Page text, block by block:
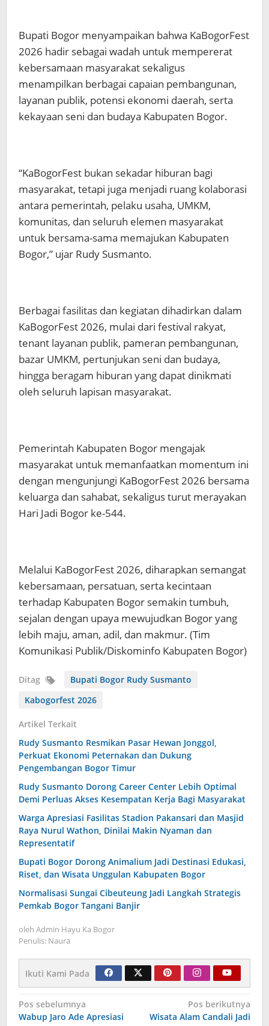
Bupati Bogor menyampaikan bahwa KaBogorFest
2026 hadir sebagai wadah untuk mempererat
kebersamaan masyarakat sekaligus
menampilkan berbagai capaian pembangunan,
layanan publik, potensi ekonomi daerah, serta
kekayaan seni dan budaya Kabupaten Bogor.
“KaBogorFest bukan sekadar hiburan bagi
masyarakat, tetapi juga menjadi ruang kolaborasi
antara pemerintah, pelaku usaha, UMKM,
komunitas, dan seluruh elemen masyarakat
untuk bersama-sama memajukan Kabupaten
Bogor,” ujar Rudy Susmanto.
Berbagai fasilitas dan kegiatan dihadirkan dalam
KaBogorFest 2026, mulai dari festival rakyat,
tenant layanan publik, pameran pembangunan,
bazar UMKM, pertunjukan seni dan budaya,
hingga beragam hiburan yang dapat dinikmati
oleh seluruh lapisan masyarakat.
Pemerintah Kabupaten Bogor mengajak
masyarakat untuk memanfaatkan momentum ini
dengan mengunjungi KaBogorFest 2026 bersama
keluarga dan sahabat, sekaligus turut merayakan
Hari Jadi Bogor ke-544.
Melalui KaBogorFest 2026, diharapkan semangat
kebersamaan, persatuan, serta kecintaan
terhadap Kabupaten Bogor semakin tumbuh,
sejalan dengan upaya mewujudkan Bogor yang
lebih maju, aman, adil, dan makmur. (Tim
Komunikasi Publik/Diskominfo Kabupaten Bogor)
Ditag
Bupati Bogor Rudy Susmanto
Kabogorfest 2026
Artikel Terkait
Rudy Susmanto Resmikan Pasar Hewan Jonggol,
Perkuat Ekonomi Peternakan dan Dukung
Pengembangan Bogor Timur
Rudy Susmanto Dorong Career Center Lebih Optimal
Demi Perluas Akses Kesempatan Kerja Bagi Masyarakat
Warga Apresiasi Fasilitas Stadion Pakansari dan Masjid
Raya Nurul Wathon, Dinilai Makin Nyaman dan
Representatif
Bupati Bogor Dorong Animalium Jadi Destinasi Edukasi,
Riset, dan Wisata Unggulan Kabupaten Bogor
Normalisasi Sungai Cibeuteung Jadi Langkah Strategis
Pemkab Bogor Tangani Banjir
oleh Admin Hayu Ka Bogor
Penulis: Naura
Ikuti Kami Pada
Navigasi
Pos sebelumnya
Wabup Jaro Ade Apresiasi
Pos berikutnya
Wisata Alam Candali Jadi